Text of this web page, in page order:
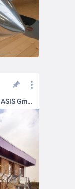
🌿 Natur und Nachhaltigkeit: TAOASIS GmbH's Holzoase 🌲